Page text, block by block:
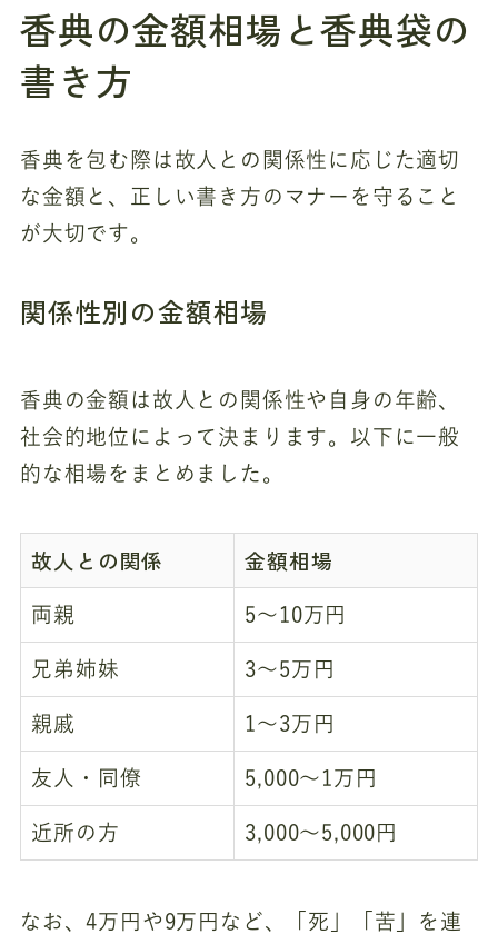
香典の金額相場と香典袋の
書き方
香典を包む際は故人との関係性に応じた適切
な金額と、正しい書き方のマナーを守ること
が大切です。
関係性別の金額相場
香典の金額は故人との関係性や自身の年齢、
社会的地位によって決まります。以下に一般
的な相場をまとめました。
故人との関係 金額相場
両親 5～10万円
兄弟姉妹 3～5万円
親戚 1～3万円
友人・同僚 5,000～1万円
近所の方 3,000～5,000円
なお、4万円や9万円など、「死」「苦」を連